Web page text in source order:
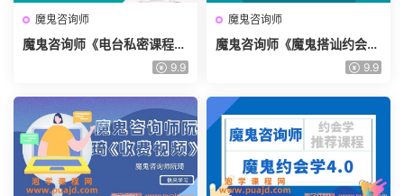
魔鬼咨询师
魔鬼咨询师《电台私密课程》
9.9
魔鬼咨询师
魔鬼咨询师《魔鬼搭讪约会
9.9